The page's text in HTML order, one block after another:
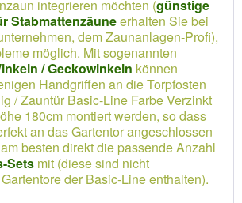
integrieren möchten (günstige
Stabmattenzäuneerhalten Sie bei
dem Zaunanlagen-Profi),
möglich. Mit sogenannten
/ Geckowinkeln können
Handgriffen an die Torpfosten
/ Zauntür Basic-Line Farbe Verzinkt
180cm montiert werden, so dass
an das Gartentor angeschlossen
besten direkt die passende Anzahl
Sets mit (diese sind nicht
der Basic-Line enthalten).